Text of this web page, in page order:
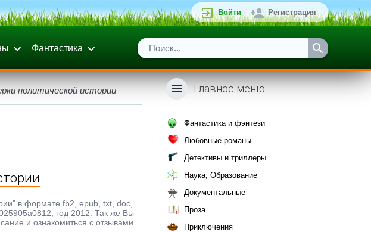
Войти Регистрация
Фантастика
политической истории
в формате fb2, epub, txt, doc,
год 2012. Так же Вы
и ознакомиться с отзывами.
Главное меню
Фантастика и фэнтези
Любовные романы
Детективы и триллеры
Наука, Образование
Документальные
Проза
Приключения